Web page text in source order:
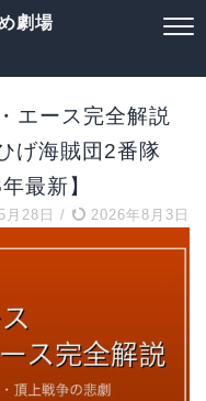
劇場
エース完全解説
げ海賊団2番隊
最新】
月28日 / 2026年8月3日